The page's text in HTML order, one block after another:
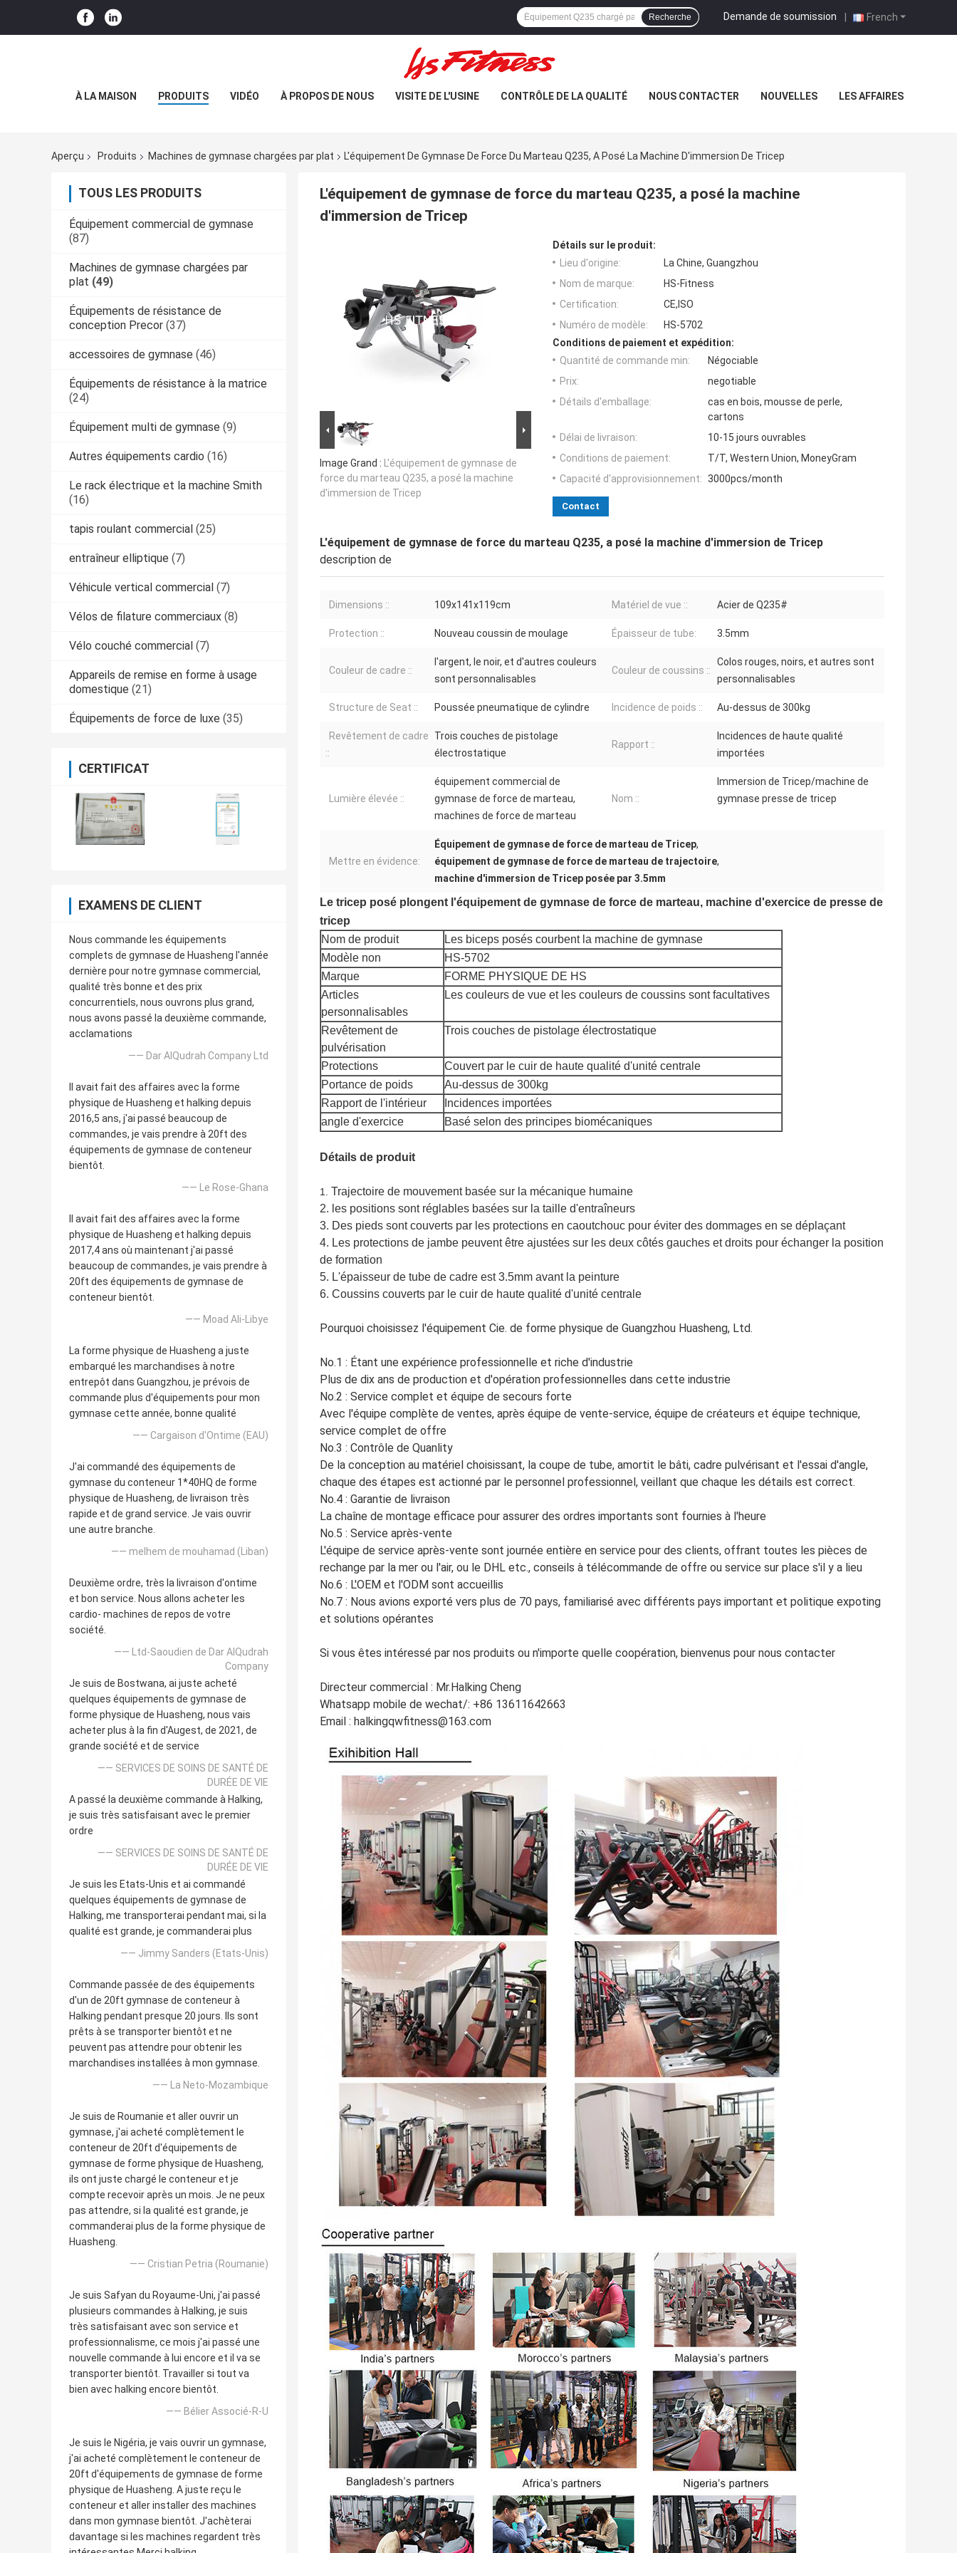
Laisser un message
Nous vous rappellerons bientôt!
SOUMETTRE
French
Demande de soumission |
Recherche
À LA MAISON PRODUITS VIDÉO À PROPOS DE NOUS VISITE DE L'USINE CONTRÔLE DE LA QUALITÉ NOUS CONTACTER NOUVELLES LES AFFAIRES
Aperçu Produits Machines de gymnase chargées par plat L'équipement De Gymnase De Force Du Marteau Q235, A Posé La Machine D'immersion De Tricep
TOUS LES PRODUITS
Équipement commercial de gymnase
(87)
Machines de gymnase chargées par
plat (49)
Équipements de résistance de
conception Precor (37)
accessoires de gymnase (46)
Équipements de résistance à la matrice
(24)
Équipement multi de gymnase (9)
Autres équipements cardio (16)
Le rack électrique et la machine Smith
(16)
tapis roulant commercial (25)
entraîneur elliptique (7)
Véhicule vertical commercial (7)
Vélos de filature commerciaux (8)
Vélo couché commercial (7)
Appareils de remise en forme à usage
domestique (21)
Équipements de force de luxe (35)
CERTIFICAT
EXAMENS DE CLIENT
Nous commande les équipements
complets de gymnase de Huasheng l'année
dernière pour notre gymnase commercial,
qualité très bonne et des prix
concurrentiels, nous ouvrons plus grand,
nous avons passé la deuxième commande,
acclamations
—— Dar AlQudrah Company Ltd
Il avait fait des affaires avec la forme
physique de Huasheng et halking depuis
2016,5 ans, j'ai passé beaucoup de
commandes, je vais prendre à 20ft des
équipements de gymnase de conteneur
bientôt.
—— Le Rose-Ghana
Il avait fait des affaires avec la forme
physique de Huasheng et halking depuis
2017,4 ans où maintenant j'ai passé
beaucoup de commandes, je vais prendre à
20ft des équipements de gymnase de
conteneur bientôt.
—— Moad Ali-Libye
La forme physique de Huasheng a juste
embarqué les marchandises à notre
entrepôt dans Guangzhou, je prévois de
commande plus d'équipements pour mon
gymnase cette année, bonne qualité
—— Cargaison d'Ontime (EAU)
J'ai commandé des équipements de
gymnase du conteneur 1*40HQ de forme
physique de Huasheng, de livraison très
rapide et de grand service. Je vais ouvrir
une autre branche.
—— melhem de mouhamad (Liban)
Deuxième ordre, très la livraison d'ontime
et bon service. Nous allons acheter les
cardio- machines de repos de votre
société.
—— Ltd-Saoudien de Dar AlQudrah
Company
Je suis de Bostwana, ai juste acheté
quelques équipements de gymnase de
forme physique de Huasheng, nous vais
acheter plus à la fin d'Augest, de 2021, de
grande société et de service
—— SERVICES DE SOINS DE SANTÉ DE
DURÉE DE VIE
A passé la deuxième commande à Halking,
je suis très satisfaisant avec le premier
ordre
—— SERVICES DE SOINS DE SANTÉ DE
DURÉE DE VIE
Je suis les Etats-Unis et ai commandé
quelques équipements de gymnase de
Halking, me transporterai pendant mai, si la
qualité est grande, je commanderai plus
—— Jimmy Sanders (Etats-Unis)
Commande passée de des équipements
d'un de 20ft gymnase de conteneur à
Halking pendant presque 20 jours. Ils sont
prêts à se transporter bientôt et ne
peuvent pas attendre pour obtenir les
marchandises installées à mon gymnase.
—— La Neto-Mozambique
Je suis de Roumanie et aller ouvrir un
gymnase, j'ai acheté complètement le
conteneur de 20ft d'équipements de
gymnase de forme physique de Huasheng,
ils ont juste chargé le conteneur et je
compte recevoir après un mois. Je ne peux
pas attendre, si la qualité est grande, je
commanderai plus de la forme physique de
Huasheng.
—— Cristian Petria (Roumanie)
Je suis Safyan du Royaume-Uni, j'ai passé
plusieurs commandes à Halking, je suis
très satisfaisant avec son service et
professionnalisme, ce mois j'ai passé une
nouvelle commande à lui encore et il va se
transporter bientôt. Travailler si tout va
bien avec halking encore bientôt.
—— Bélier Associé-R-U
Je suis le Nigéria, je vais ouvrir un gymnase,
j'ai acheté complètement le conteneur de
20ft d'équipements de gymnase de forme
physique de Huasheng. A juste reçu le
conteneur et aller installer des machines
dans mon gymnase bientôt. J'achèterai
davantage si les machines regardent très
L'équipement de gymnase de force du marteau Q235, a posé la machine
d'immersion de Tricep
Image Grand : L'équipement de gymnase de
force du marteau Q235, a posé la machine
d'immersion de Tricep
Détails sur le produit:
Lieu d'origine:
La Chine, Guangzhou
Nom de marque:
HS-Fitness
Certification:
CE,ISO
Numéro de modèle:
HS-5702
Conditions de paiement et expédition:
Quantité de commande min:
Négociable
Prix:
negotiable
Détails d'emballage:
cas en bois, mousse de perle,
cartons
Délai de livraison:
10-15 jours ouvrables
Conditions de paiement:
T/T, Western Union, MoneyGram
Capacité d'approvisionnement: 3000pcs/month
Contact
L'équipement de gymnase de force du marteau Q235, a posé la machine d'immersion de Tricep
description de
Dimensions :: 109x141x119cm Matériel de vue :: Acier de Q235#
Protection :: Nouveau coussin de moulage Épaisseur de tube: 3.5mm
Couleur de cadre ::
l'argent, le noir, et d'autres couleurs
sont personnalisables
Couleur de coussins ::
Colos rouges, noirs, et autres sont
personnalisables
Structure de Seat :: Poussée pneumatique de cylindre Incidence de poids :: Au-dessus de 300kg
Revêtement de cadre
::
Trois couches de pistolage
électrostatique
Rapport ::
Incidences de haute qualité
importées
Lumière élevée ::
équipement commercial de
gymnase de force de marteau,
machines de force de marteau
Nom ::
Immersion de Tricep/machine de
gymnase presse de tricep
Mettre en évidence:
Équipement de gymnase de force de marteau de Tricep,
équipement de gymnase de force de marteau de trajectoire,
machine d'immersion de Tricep posée par 3.5mm
Le tricep posé plongent l'équipement de gymnase de force de marteau, machine d'exercice de presse de
tricep
Nom de produit
Les biceps posés courbent la machine de gymnase
Modèle non
HS-5702
Marque
FORME PHYSIQUE DE HS
Articles
personnalisables
Les couleurs de vue et les couleurs de coussins sont facultatives
Revêtement de
pulvérisation
Trois couches de pistolage électrostatique
Protections
Couvert par le cuir de haute qualité d'unité centrale
Portance de poids
Au-dessus de 300kg
Rapport de l'intérieur
Incidences importées
angle d'exercice
Basé selon des principes biomécaniques
Détails de produit
1. Trajectoire de mouvement basée sur la mécanique humaine
2. les positions sont réglables basées sur la taille d'entraîneurs
3. Des pieds sont couverts par les protections en caoutchouc pour éviter des dommages en se déplaçant
4. Les protections de jambe peuvent être ajustées sur les deux côtés gauches et droits pour échanger la position
de formation
5. L'épaisseur de tube de cadre est 3.5mm avant la peinture
6. Coussins couverts par le cuir de haute qualité d'unité centrale
Pourquoi choisissez l'équipement Cie. de forme physique de Guangzhou Huasheng, Ltd.
No.1 : Étant une expérience professionnelle et riche d'industrie
Plus de dix ans de production et d'opération professionnelles dans cette industrie
No.2 : Service complet et équipe de secours forte
Avec l'équipe complète de ventes, après équipe de vente-service, équipe de créateurs et équipe technique,
service complet de offre
No.3 : Contrôle de Quanlity
De la conception au matériel choisissant, la coupe de tube, amortit le bâti, cadre pulvérisant et l'essai d'angle,
chaque des étapes est actionné par le personnel professionnel, veillant que chaque les détails est correct.
No.4 : Garantie de livraison
La chaîne de montage efficace pour assurer des ordres importants sont fournies à l'heure
No.5 : Service après-vente
L'équipe de service après-vente sont journée entière en service pour des clients, offrant toutes les pièces de
rechange par la mer ou l'air, ou le DHL etc., conseils à télécommande de offre ou service sur place s'il y a lieu
No.6 : L'OEM et l'ODM sont accueillis
No.7 : Nous avions exporté vers plus de 70 pays, familiarisé avec différents pays important et politique expoting
et solutions opérantes
Si vous êtes intéressé par nos produits ou n'importe quelle coopération, bienvenus pour nous contacter
Directeur commercial : Mr.Halking Cheng
Whatsapp mobile de wechat/: +86 13611642663
Email : halkingqwfitness@163.com